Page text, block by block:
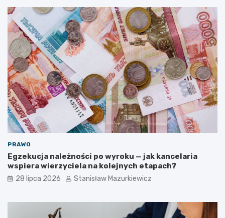
PRAWO
Egzekucja należności po wyroku — jak kancelaria
wspiera wierzyciela na kolejnych etapach?
28 lipca 2026 Stanisław Mazurkiewicz